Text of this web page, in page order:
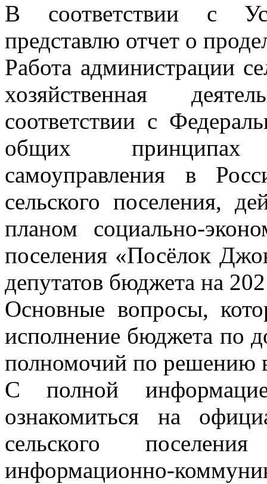
В соответствии с
представлю отчет о
Работа администрации
хозяйственная
соответствии с
общих принципах
самоуправления в
сельского поселения,
планом социально-
поселения «Посёлок
депутатов бюджета на
Основные вопросы,
исполнение бюджета по
полномочий по решению
С полной
ознакомиться на
сельского
информационно-